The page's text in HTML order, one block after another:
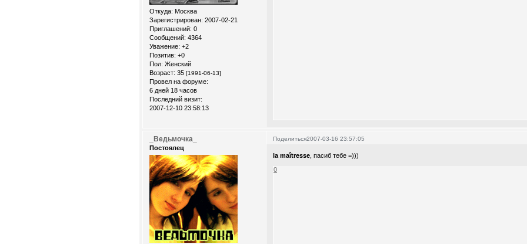
Откуда: Москва
Зарегистрирован: 2007-02-21
Приглашений: 0
Сообщений: 4364
Уважение: +2
Позитив: +0
Пол: Женский
Возраст: 35 [1991-06-13]
Провел на форуме:
6 дней 18 часов
Последний визит:
2007-12-10 23:58:13
Поделиться2007-03-16 23:57:05
_Ведьмочка_
Постоялец
la maîtresse , пасиб тебе =)))
0